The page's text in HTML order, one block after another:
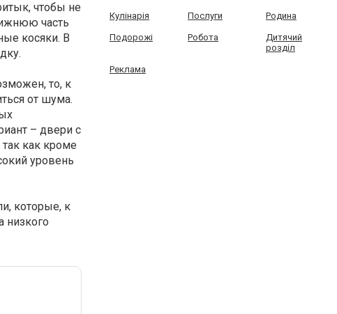
чтобы не
часть
косяки. В
то, к
от шума.
– двери с
как кроме
уровень
которые, к
низкого
Кулінарія Послуги Родина
Подорожі Робота
Дитячий
розділ
Реклама